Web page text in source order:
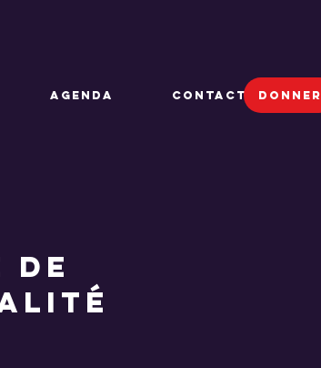
AGENDA CONTACT DONNER